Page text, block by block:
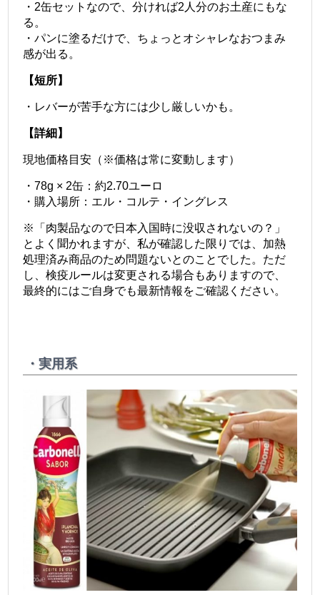
・2缶セットなので、分ければ2人分のお土産にもな
る。
・パンに塗るだけで、ちょっとオシャレなおつまみ
感が出る。
【短所】
・レバーが苦手な方には少し厳しいかも。
【詳細】
現地価格目安（※価格は常に変動します）
・78g × 2缶：約2.70ユーロ
・購入場所：エル・コルテ・イングレス
※「肉製品なので日本入国時に没収されないの？」
とよく聞かれますが、私が確認した限りでは、加熱
処理済み商品のため問題ないとのことでした。 ただ
し、検疫ルールは変更される場合もありますので、
最終的にはご自身でも最新情報をご確認ください。
・実用系